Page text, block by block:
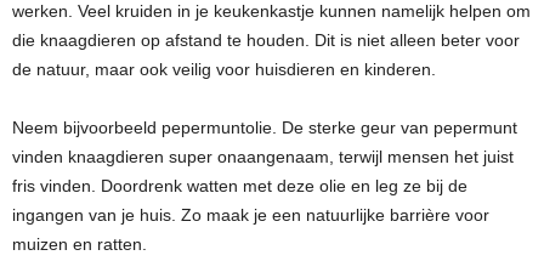
werken. Veel kruiden in je keukenkastje kunnen namelijk helpen om
die knaagdieren op afstand te houden. Dit is niet alleen beter voor
de natuur, maar ook veilig voor huisdieren en kinderen.
Neem bijvoorbeeld pepermuntolie. De sterke geur van pepermunt
vinden knaagdieren super onaangenaam, terwijl mensen het juist
fris vinden. Doordrenk watten met deze olie en leg ze bij de
ingangen van je huis. Zo maak je een natuurlijke barrière voor
muizen en ratten.